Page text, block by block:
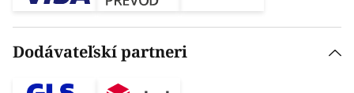
Dodávateľskí partneri